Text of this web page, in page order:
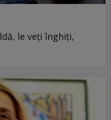
le veţi înghiţi,